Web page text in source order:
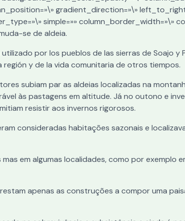
gradient_direction=»\»
simple=»» column_border_width=»\»
se de aldeia.
por los pueblos de las sierras de Soajo y
y de la vida comunitaria de otros tiempos.
subiam par as aldeias localizadas na
às pastagens em altitude. Já no outono e
resistir aos invernos rigorosos.
consideradas habitações sazonais e
em algumas localidades, como por exemplo
apenas as construções a compor uma